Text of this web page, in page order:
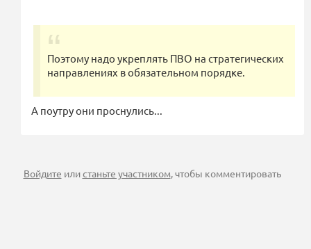
Поэтому надо укреплять ПВО на стратегических
направлениях в обязательном порядке.
А поутру они проснулись...
Войдите илистаньте участником, чтобы комментировать